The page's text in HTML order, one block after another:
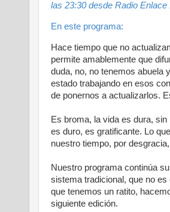
las 23:30 desde Radio
En este programa:
Hace tiempo que no
permite amablemente que
duda, no, no tenemos abuela
estado trabajando en esos
de ponernos a actualizarlos.
Es broma, la vida es dura,
es duro, es gratificante. Lo
nuestro tiempo, por
Nuestro programa continúa
sistema tradicional, que no
que tenemos un ratito,
siguiente edición.